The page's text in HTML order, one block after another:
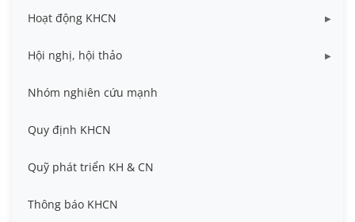
Dữ liệu Đề tài cấp Bộ
Dữ liệu Đề tài cấp Cơ sở
Hoạt động KHCN
Công bố khoa học
Đề tài cấp Bộ, Thành phố
Hội nghị, hội thảo
Hội nghị khoa học thường niên
Hội nghị Khoa học sinh viên
Hội nghị quốc tế và hội nghị khác
Nhóm nghiên cứu mạnh
Quy định KHCN
Quỹ phát triển KH & CN
Thông báo KHCN